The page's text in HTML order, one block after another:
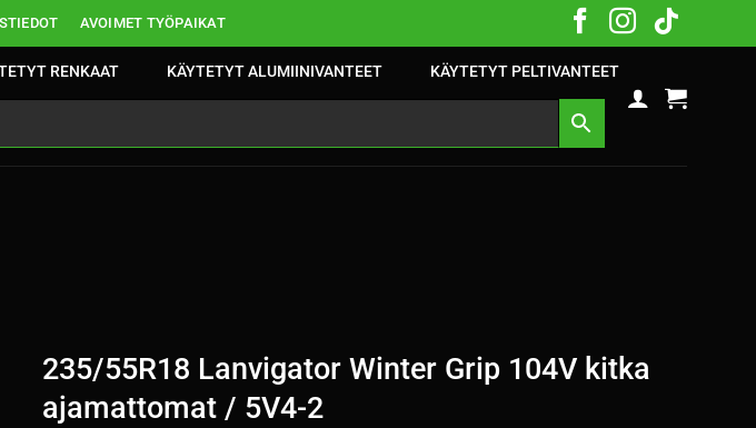
AVOIMET TYÖPAIKAT
RENKAAT KÄYTETYT ALUMIINIVANTEET KÄYTETYT PELTIVANTEET
235/55R18 Lanvigator Winter Grip 104V kitka
ajamattomat / 5V4-2